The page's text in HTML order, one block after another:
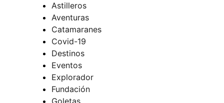
Astilleros
Aventuras
Catamaranes
Covid-19
Destinos
Eventos
Explorador
Fundación